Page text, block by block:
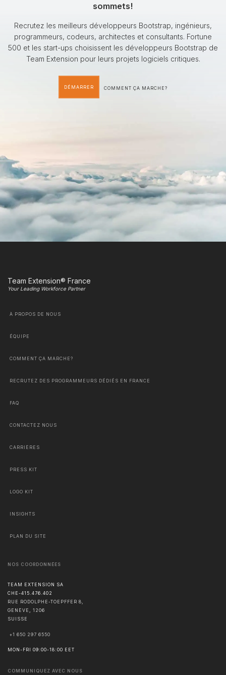
sommets!
Recrutez les meilleurs développeurs Bootstrap, ingénieurs,
programmeurs, codeurs, architectes et consultants. Fortune
500 et les start-ups choisissent les développeurs Bootstrap de
Team Extension pour leurs projets logiciels critiques.
DÉMARRER COMMENT ÇA MARCHE?
Team Extension® France
Your Leading Workforce Partner
À PROPOS DE NOUS
ÉQUIPE
COMMENT ÇA MARCHE?
RECRUTEZ DES PROGRAMMEURS DÉDIÉS EN FRANCE
FAQ
CONTACTEZ NOUS
CARRIÈRES
PRESS KIT
LOGO KIT
INSIGHTS
PLAN DU SITE
NOS COORDONNÉES
TEAM EXTENSION SA
CHE-415.476.402
RUE RODOLPHE-TOEPFFER 8,
GENÈVE
1206
SUISSE
+1 650 297 6550
MON-FRI 09:00-18:00 EET
COMMUNIQUEZ AVEC NOUS